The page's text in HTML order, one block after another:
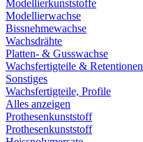
Modellierkunststoffe
Modellierwachse
Bissnehmewachse
Wachsdrähte
Platten- & Gusswachse
Wachsfertigteile & Retentionen
Sonstiges
Wachsfertigteile, Profile
Alles anzeigen
Prothesenkunststoff
Prothesenkunststoff